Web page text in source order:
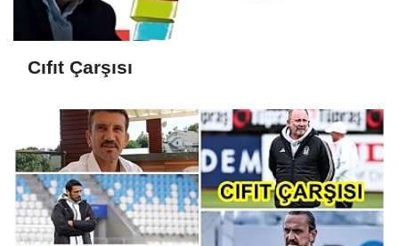
Cıfıt Çarşısı